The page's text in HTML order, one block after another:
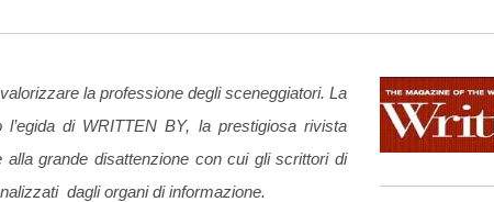
la professione degli sceneggiatori. La
di WRITTEN BY, la prestigiosa rivista
alla grande disattenzione con cui gli scrittori di
dagli organi di informazione.